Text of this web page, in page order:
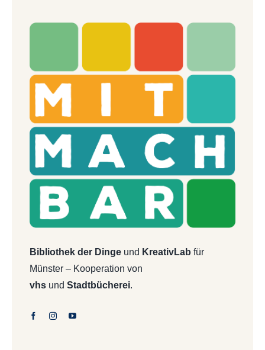
Bibliothek der Dingeund KreativLab für
Münster – Kooperation von
vhsund Stadtbücherei.